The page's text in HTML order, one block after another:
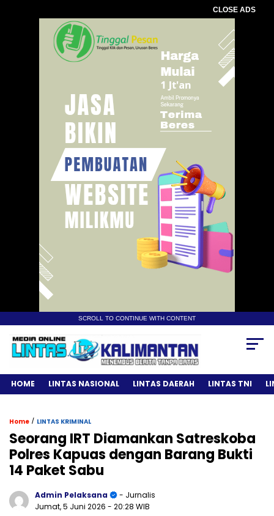
CLOSE ADS
SCROLL TO CONTINUE WITH CONTENT
HOME LINTAS NASIONAL LINTAS DAERAH LINTAS TNI
Home / LINTAS KRIMINAL
Seorang IRT Diamankan Satreskoba
Polres Kapuas dengan Barang Bukti
14 Paket Sabu
Admin Pelaksana
- Jurnalis
Jumat, 5 Juni 2026 - 20:28 WIB